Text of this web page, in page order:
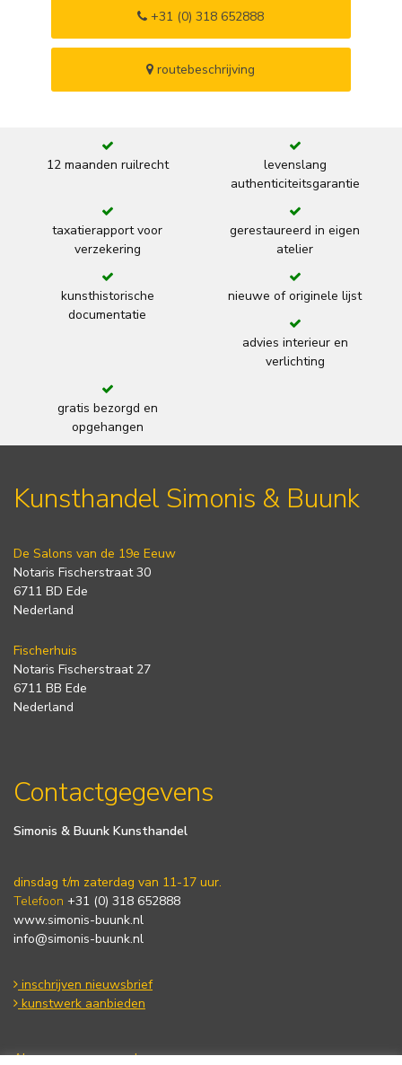
+31 (0) 318 652888
routebeschrijving
12 maanden ruilrecht
levenslang
authenticiteitsgarantie
taxatierapport voor
verzekering
gerestaureerd in eigen
atelier
kunsthistorische
documentatie
nieuwe of originele lijst
advies interieur en
verlichting
gratis bezorgd en
opgehangen
Kunsthandel Simonis & Buunk
De Salons van de 19e Eeuw
Notaris Fischerstraat 30
6711 BD Ede
Nederland
Fischerhuis
Notaris Fischerstraat 27
6711 BB Ede
Nederland
Contactgegevens
Simonis & Buunk Kunsthandel
dinsdag t/m zaterdag van 11-17 uur.
Telefoon +31 (0) 318 652888
www.simonis-buunk.nl
info@simonis-buunk.nl
inschrijven nieuwsbrief
kunstwerk aanbieden
Algemene voorwaarden